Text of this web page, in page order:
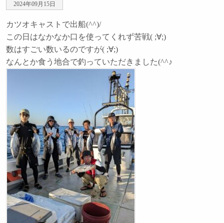
2024年09月15日
カツオキャストで出船(^^)/
この日はなかなか口を使ってくれず苦戦( ;∀;)
数はすごい数いるのですが( ;∀;)
なんとか食う地合で釣っていただきました(^^♪